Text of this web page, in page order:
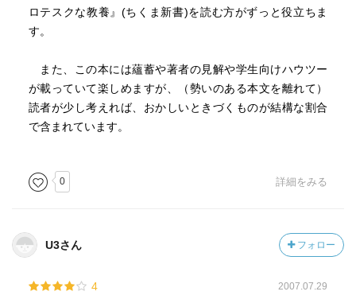
ロテスクな教養』(ちくま新書)を読む方がずっと役立ちま
す。
また、この本には蘊蓄や著者の見解や学生向けハウツー
が載っていて楽しめますが、（勢いのある本文を離れて）
読者が少し考えれば、おかしいときづくものが結構な割合
で含まれています。
0 詳細をみる
U3さん フォロー
4 2007.07.29